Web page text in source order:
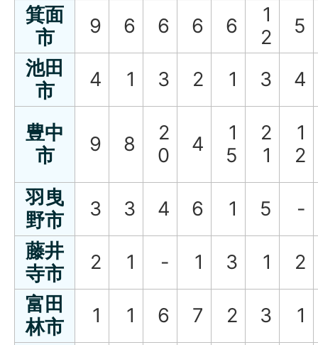
箕面
市
9 6 6 6 6
1
2
5
池田
市
4 1 3 2 1 3 4
豊中
市
9 8
2
0
4
1
5
2
1
1
2
羽曳
野市
3 3 4 6 1 5
-
藤井
寺市
2 1 - 1 3 1
2
富田
林市
1 1 6 7 2 3
1